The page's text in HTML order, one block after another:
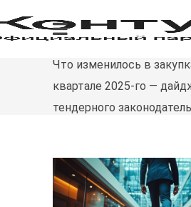
Что изменилось в
квартале 2025-го —
тендерного